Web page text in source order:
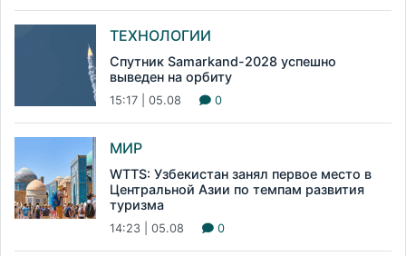
ТЕХНОЛОГИИ
Спутник Samarkand-2028 успешно
выведен на орбиту
15:17 | 05.08 0
МИР
WTTS: Узбекистан занял первое место в
Центральной Азии по темпам развития
туризма
14:23 | 05.08 0